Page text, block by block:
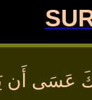
عَسَى أَن